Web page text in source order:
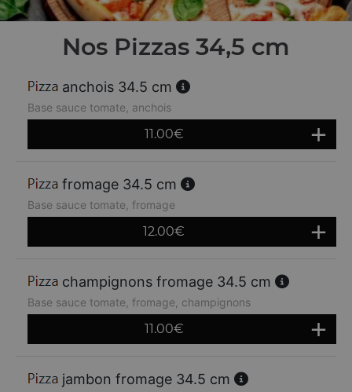
Nos Pizzas 34,5 cm
anchois 34.5 cm
Base sauce tomate, anchois
11.00€
fromage 34.5 cm
Base sauce tomate, fromage
12.00€
champignons fromage 34.5 cm
Base sauce tomate, fromage, champignons
11.00€
jambon fromage 34.5 cm